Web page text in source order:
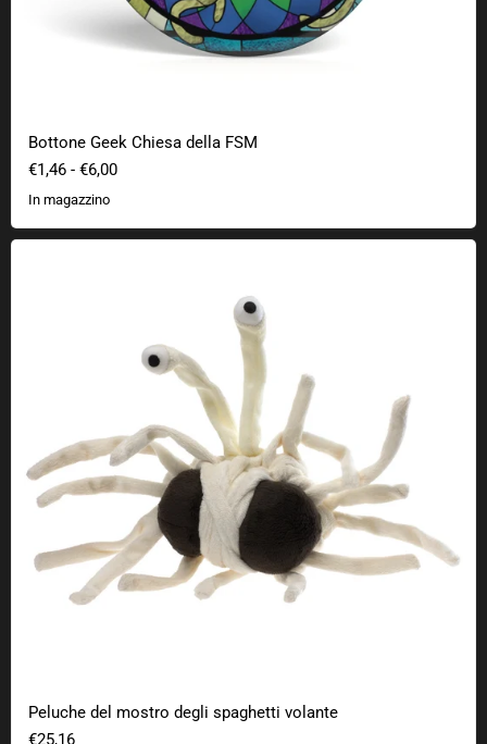
Bottone Geek Chiesa della FSM
€1,46 - €6,00
In magazzino
Peluche del mostro degli spaghetti volante
€25,16